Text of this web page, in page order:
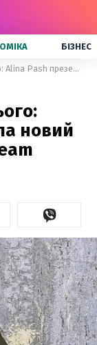
БІЗНЕС
Який патріот майбутнього: Alina Pash презентувала новий альбом Amerikraine Dream
новий